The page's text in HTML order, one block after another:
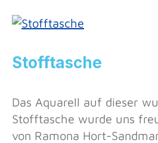
Stofftasche
Das Aquarell auf dieser
Stofftasche wurde uns
von Ramona Hort-